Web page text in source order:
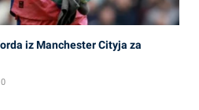
iz Manchester Cityja za
0